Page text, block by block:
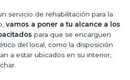
servicio de rehabilitación para la
vamos a poner a tu alcance a los
para que se encarguen
del local, como la disposición
a estar ubicados en su interior,